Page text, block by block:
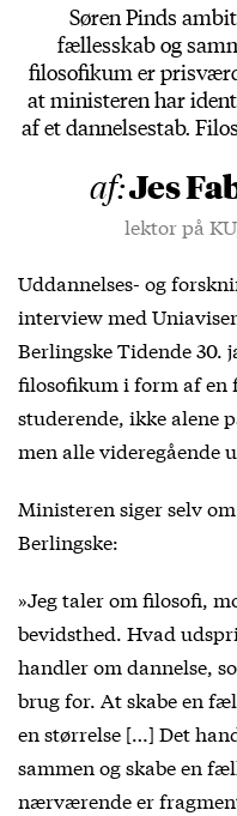
Søren Pinds
fællesskab og
filosofikum er
at ministeren har
af et dannelsestab.
af:Jes
lektor på
Uddannelses- og
interview med
Berlingske Tidende 30.
filosofikum i form af en
studerende, ikke alene
men alle videregående
Ministeren siger selv
Berlingske:
»Jeg taler om filosofi,
bevidsthed. Hvad
handler om dannelse,
brug for. At skabe en
en størrelse […] Det
sammen og skabe en
nærværende er